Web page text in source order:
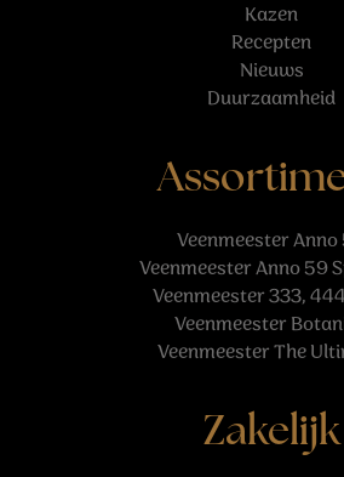
Kazen
Recepten
Nieuws
Duurzaamheid
Veenmeester
Veenmeester Anno 59
Veenmeester 333,
Veenmeester
Veenmeester The
Zakelijk